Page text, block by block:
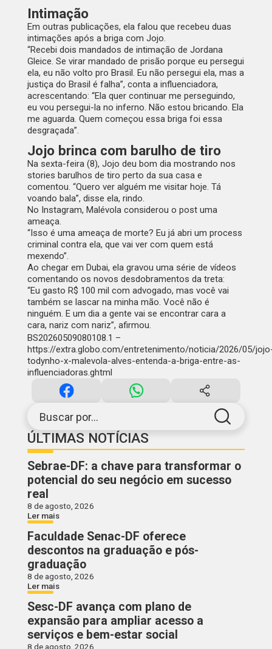
Buscar por...
ÚLTIMAS NOTÍCIAS
Sebrae-DF: a chave para transformar o
potencial do seu negócio em sucesso
real
8 de agosto, 2026
Ler mais
Faculdade Senac-DF oferece
descontos na graduação e pós-
graduação
8 de agosto, 2026
Ler mais
Sesc-DF avança com plano de
expansão para ampliar acesso a
serviços e bem-estar social
8 de agosto, 2026
Intimação
Em outras publicações, ela falou que recebeu duas
intimações após a briga com Jojo.
“Recebi dois mandados de intimação de Jordana
Gleice. Se virar mandado de prisão porque eu persegui
ela, eu não volto pro Brasil. Eu não persegui ela, mas a
justiça do Brasil é falha”, conta a influenciadora,
acrescentando: “Ela quer continuar me perseguindo,
eu vou persegui-la no inferno. Não estou bricando. Ela
me aguarda. Quem começou essa briga foi essa
desgraçada”.
Jojo brinca com barulho de tiro
Na sexta-feira (8), Jojo deu bom dia mostrando nos
stories barulhos de tiro perto da sua casa e
comentou. “Quero ver alguém me visitar hoje. Tá
voando bala”, disse ela, rindo.
No Instagram, Malévola considerou o post uma
ameaça.
“Isso é uma ameaça de morte? Eu já abri um process
criminal contra ela, que vai ver com quem está
mexendo”.
Ao chegar em Dubai, ela gravou uma série de vídeos
comentando os novos desdobramentos da treta:
“Eu gasto R$ 100 mil com advogado, mas você vai
também se lascar na minha mão. Você não é
ninguém. E um dia a gente vai se encontrar cara a
cara, nariz com nariz”, afirmou.
BS20260509080108.1 –
https://extra.globo.com/entretenimento/noticia/2026/05/
todynho-x-malevola-alves-entenda-a-briga-entre-as-
influenciadoras.ghtml